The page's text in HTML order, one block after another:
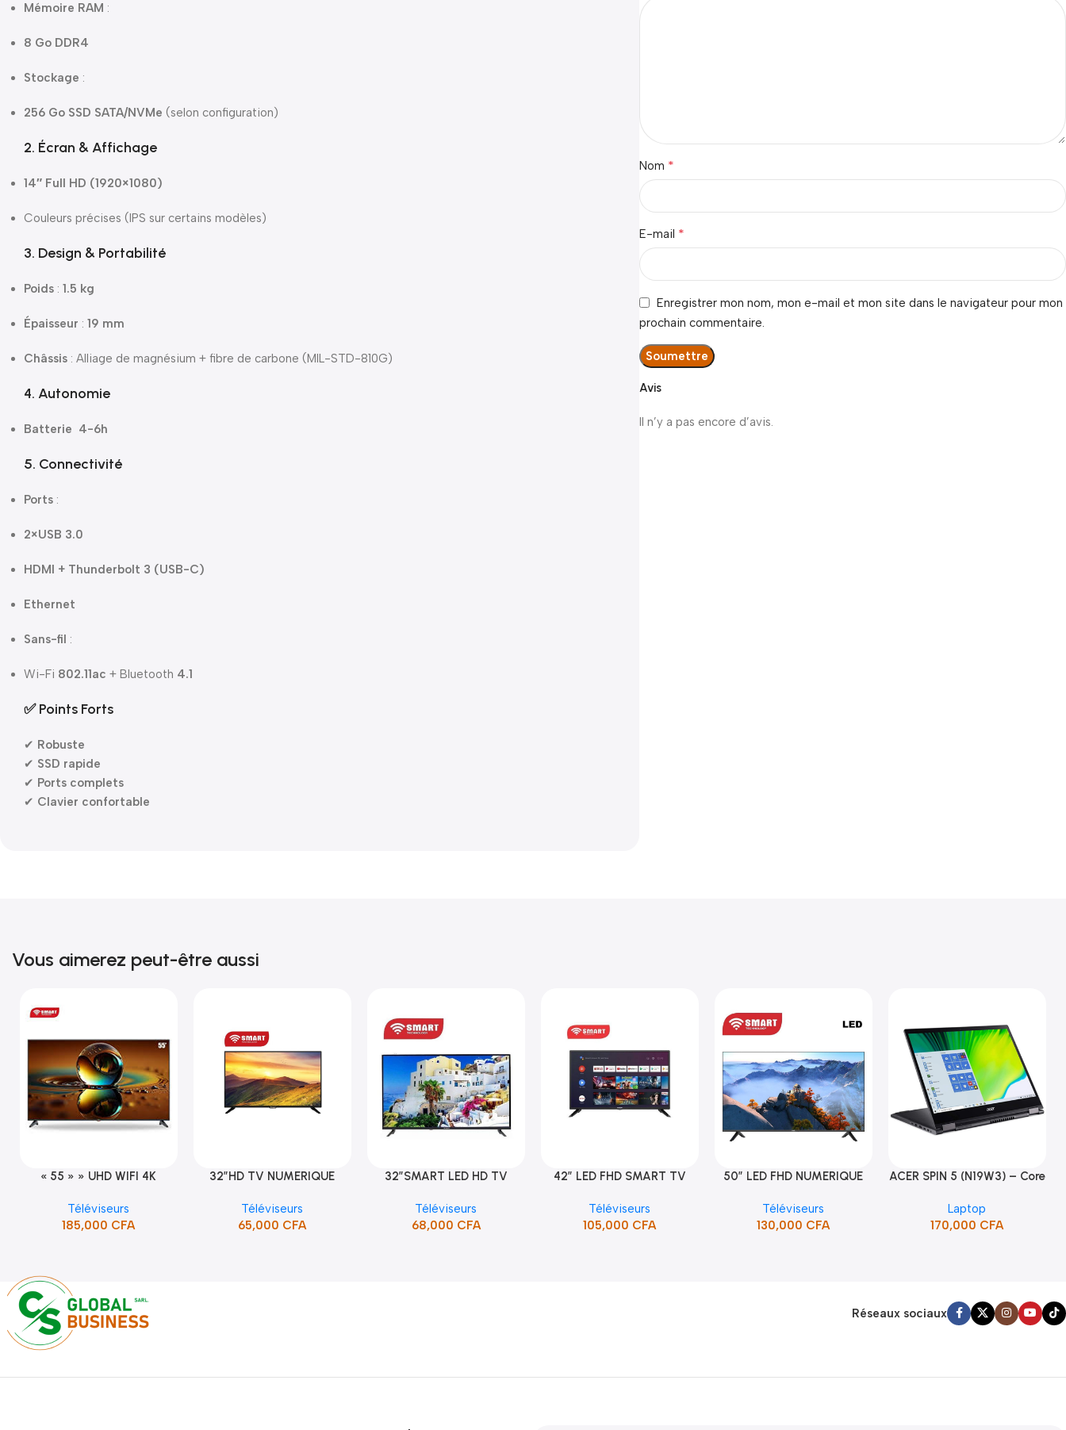
Mémoire RAM :
8 Go DDR4
Stockage :
256 Go SSD SATA/NVMe (selon configuration)
2. Écran & Affichage
14″ Full HD (1920×1080)
Couleurs précises (IPS sur certains modèles)
3. Design & Portabilité
Poids : 1.5 kg
Épaisseur : 19 mm
Châssis : Alliage de magnésium + fibre de carbone (MIL-STD-810G)
4. Autonomie
Batterie 4-6h
5. Connectivité
Ports :
2×USB 3.0
HDMI + Thunderbolt 3 (USB-C)
Ethernet
Sans-fil :
Wi-Fi 802.11ac + Bluetooth 4.1
✅ Points Forts
✔ Robuste
✔ SSD rapide
✔ Ports complets
✔ Clavier confortable
Avis
Il n’y a pas encore d’avis.
Nom *
E-mail *
Enregistrer mon nom, mon e-mail et mon site dans le navigateur pour mon
prochain commentaire.
Vous aimerez peut-être aussi
Ajouter Au Panier
« 55 » » UHD WIFI 4K
Téléviseurs
185,000 CFA
Ajouter Au Panier
32″HD TV NUMERIQUE
BORDURE/SUPPORT(STT-
5132A)
Téléviseurs
65,000 CFA
Ajouter Au Panier
32″SMART LED HD TV
5132SA)
Téléviseurs
68,000 CFA
Ajouter Au Panier
42″ LED FHD SMART TV
Téléviseurs
105,000 CFA
Ajouter Au Panier
50″ LED FHD NUMERIQUE
Téléviseurs
130,000 CFA
Ajouter Au Panier
ACER SPIN 5 (N19W3) – Core
Laptop
170,000 CFA
Réseaux sociaux